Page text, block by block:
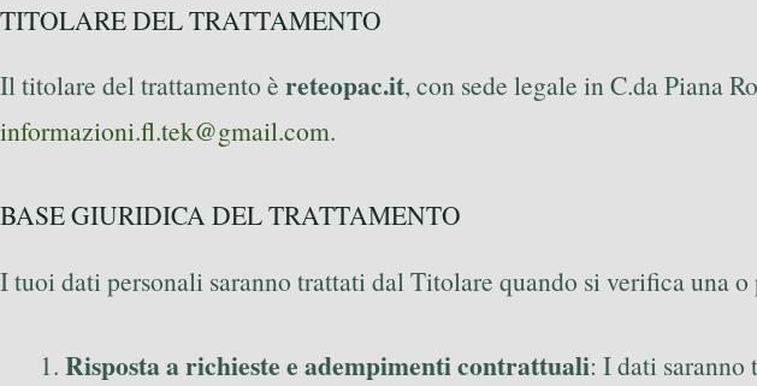
TITOLARE DEL TRATTAMENTO
Il titolare del trattamento è reteopac.it, con sede legale in C.da Piana
informazioni.fl.tek@gmail.com.
BASE GIURIDICA DEL TRATTAMENTO
I tuoi dati personali saranno trattati dal Titolare quando si verifica una
Risposta a richieste e adempimenti contrattuali: I dati